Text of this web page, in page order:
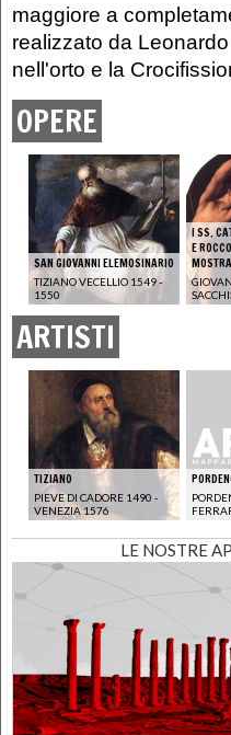
maggiore a
realizzato da
nell'orto e la
OPERE
SAN GIOVANNI ELEMOSINARIO
TIZIANO VECELLIO 1549 -
1550
I SS.
E
ARTISTI
TIZIANO
PIEVE DI CADORE 1490 -
VENEZIA 1576
LE NOSTRE